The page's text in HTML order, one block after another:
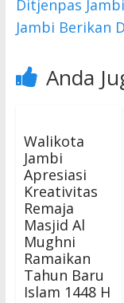
Ditjenpas
Jambi Berikan
Anda
Walikota
Jambi
Apresiasi
Kreativitas
Remaja
Masjid Al
Mughni
Ramaikan
Tahun Baru
Islam 1448 H